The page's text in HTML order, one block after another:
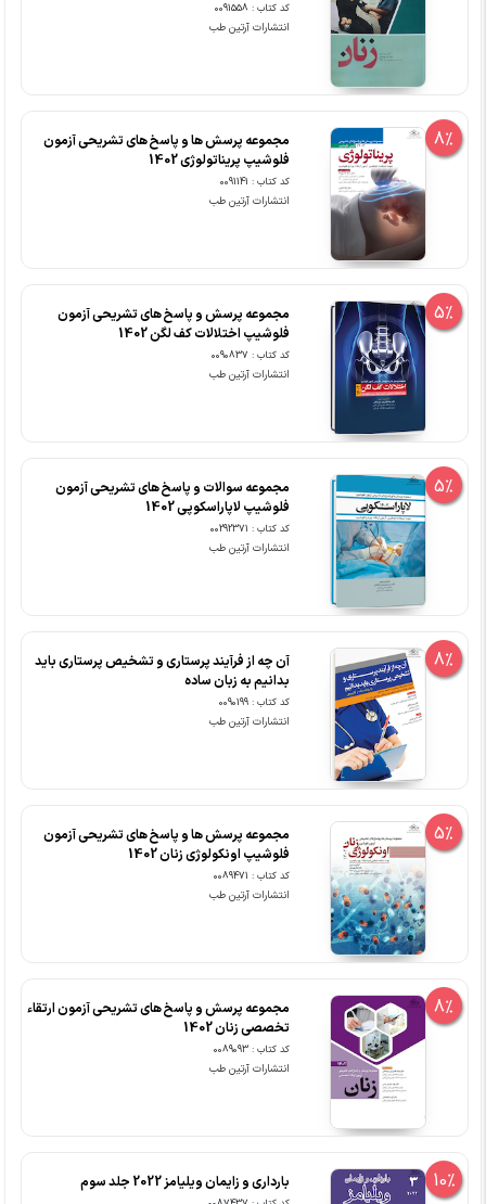
کد کتاب : 0091558
انتشارات آرتین طب
8%
مجموعه پرسش ها و پاسخ های تشریحی آزمون
فلوشیپ پریناتولوژی 1402
کد کتاب : 0091141
انتشارات آرتین طب
5%
مجموعه پرسش و پاسخ های تشریحی آزمون
فلوشیپ اختلالات کف لگن 1402
کد کتاب : 0090837
انتشارات آرتین طب
5%
مجموعه سوالات و پاسخ های تشریحی آزمون
فلوشیپ لاپاراسکوپی 1402
کد کتاب : 00292371
انتشارات آرتین طب
8%
آن چه از فرآیند پرستاری و تشخیص پرستاری باید
بدانیم به زبان ساده
کد کتاب : 0090199
انتشارات آرتین طب
5%
مجموعه پرسش ها و پاسخ های تشریحی آزمون
فلوشیپ اونکولوژی زنان 1402
کد کتاب : 0089471
انتشارات آرتین طب
8%
مجموعه پرسش و پاسخ های تشریحی آزمون ارتقاء
تخصصی زنان 1402
کد کتاب : 0089093
انتشارات آرتین طب
10% بارداری و زایمان ویلیامز 2022 جلد سوم